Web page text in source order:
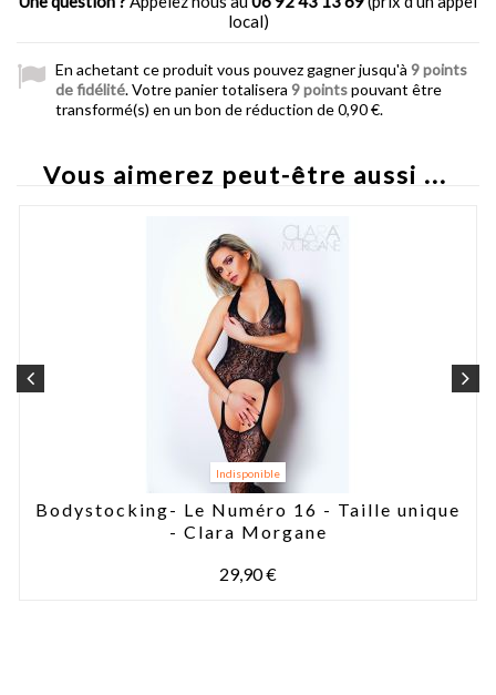
local)
En achetant ce produit vous pouvez gagner jusqu'à 9points
de fidélité. Votre panier totalisera 9pointspouvant être
transformé(s) en un bon de réduction de0,90 €.
Vous aimerez peut-être aussi ...
Indisponible
Bodystocking- Le Numéro 16 - Taille unique
- Clara Morgane
29,90 €